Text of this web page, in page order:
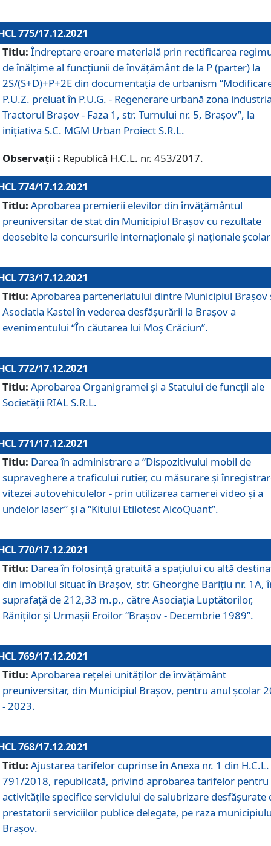
775/17.12.2021
Titlu: Îndreptare eroare materială prin rectificarea
de înălţime al funcţiunii de învăţământ de la P (parter) la
2S/(S+D)+P+2E din documentaţia de urbanism
P.U.Z. preluat în P.U.G. - Regenerare urbană zona
Tractorul Braşov - Faza 1, str. Turnului nr. 5, Braşov”, la
iniţiativa S.C. MGM Urban Proiect S.R.L.
Observații : Republică H.C.L. nr. 453/2017.
774/17.12.2021
Titlu: Aprobarea premierii elevilor din învățământul
preuniversitar de stat din Municipiul Brașov cu rezultate
deosebite la concursurile internaționale și naționale
773/17.12.2021
Titlu: Aprobarea parteneriatului dintre Municipiul Brașov
Asociatia Kastel în vederea desfăşurării la Brașov a
evenimentului “În căutarea lui Moș Crăciun”.
772/17.12.2021
Titlu: Aprobarea Organigramei şi a Statului de funcţii ale
Societăţii RIAL S.R.L.
771/17.12.2021
Titlu: Darea în administrare a ”Dispozitivului mobil de
supraveghere a traficului rutier, cu măsurare și
vitezei autovehiculelor - prin utilizarea camerei video și a
undelor laser” și a “Kitului Etilotest AlcoQuant”.
770/17.12.2021
Titlu: Darea în folosinţă gratuită a spaţiului cu altă
din imobilul situat în Braşov, str. Gheorghe Bariţiu nr. 1A,
suprafaţă de 212,33 m.p., către Asociaţia Luptătorilor,
Răniţilor şi Urmaşii Eroilor “Braşov - Decembrie 1989”.
769/17.12.2021
Titlu: Aprobarea reţelei unităţilor de învăţământ
preuniversitar, din Municipiul Braşov, pentru anul şcolar
- 2023.
768/17.12.2021
Titlu: Ajustarea tarifelor cuprinse în Anexa nr. 1 din H.C.L.
791/2018, republicată, privind aprobarea tarifelor pentru
activităţile specifice serviciului de salubrizare desfăşurate
prestatorii serviciilor publice delegate, pe raza
Braşov.